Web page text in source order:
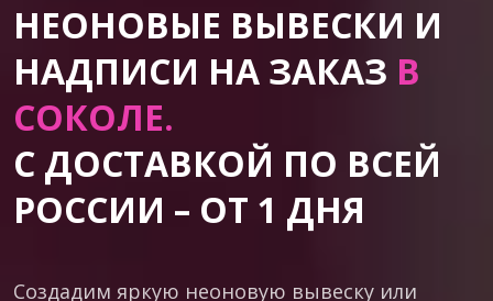
НЕОНОВЫЕ ВЫВЕСКИ И
НАДПИСИ НА ЗАКАЗ В
СОКОЛЕ.
С ДОСТАВКОЙ ПО ВСЕЙ
РОССИИ – ОТ 1 ДНЯ
Создадим яркую неоновую вывеску или